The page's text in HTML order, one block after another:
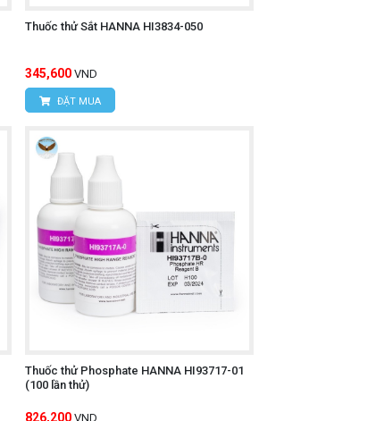
Thuốc thử Sắt HANNA HI3834-050
345,600 VND
ĐẶT MUA
Thuốc thử Phosphate HANNA HI93717-01
(100 lần thử)
826,200 VND